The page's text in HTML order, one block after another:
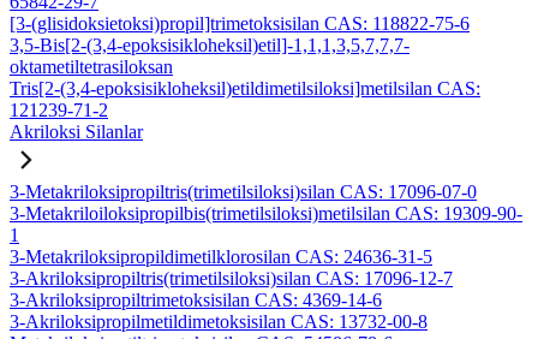
[3-(glisidoksietoksi)propil]trimetoksisilan CAS: 118822-75-6
3,5-Bis[2-(3,4-epoksisikloheksil)etil]-1,1,1,3,5,7,7,7-
oktametiltetrasiloksan
Tris[2-(3,4-epoksisikloheksil)etildimetilsiloksi]metilsilan CAS:
121239-71-2
Akriloksi Silanlar
3-Metakriloksipropiltris(trimetilsiloksi)silan CAS: 17096-07-0
3-Metakriloiloksipropilbis(trimetilsiloksi)metilsilan CAS: 19309-90-
1
3-Metakriloksipropildimetilklorosilan CAS: 24636-31-5
3-Akriloksipropiltris(trimetilsiloksi)silan CAS: 17096-12-7
3-Akriloksipropiltrimetoksisilan CAS: 4369-14-6
3-Akriloksipropilmetildimetoksisilan CAS: 13732-00-8